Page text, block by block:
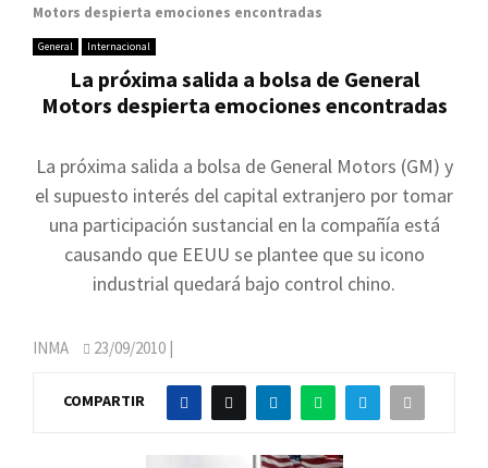
Motors despierta emociones encontradas
General Internacional
La próxima salida a bolsa de General
Motors despierta emociones encontradas
La próxima salida a bolsa de General Motors (GM) y
el supuesto interés del capital extranjero por tomar
una participación sustancial en la compañía está
causando que EEUU se plantee que su icono
industrial quedará bajo control chino.
INMA 23/09/2010 |
COMPARTIR